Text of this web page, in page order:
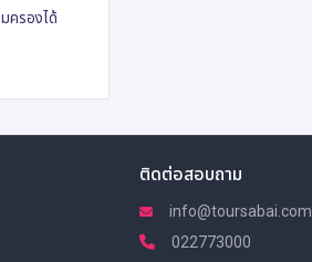
ครองได้
ติดต่อสอบถาม
info@toursabai.com
022773000